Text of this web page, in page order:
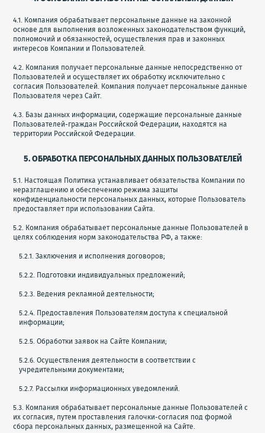
4.1. Компания обрабатывает персональные данные на законной
основе для выполнения возложенных законодательством функций,
полномочий и обязанностей, осуществления прав и законных
интересов Компании и Пользователей.
4.2. Компания получает персональные данные непосредственно от
Пользователей и осуществляет их обработку исключительно с
согласия Пользователей. Компания получает персональные данные
Пользователя через Сайт.
4.3. Базы данных информации, содержащие персональные данные
Пользователей-граждан Российской Федерации, находятся на
территории Российской Федерации.
5. ОБРАБОТКА ПЕРСОНАЛЬНЫХ ДАННЫХ ПОЛЬЗОВАТЕЛЕЙ
5.1. Настоящая Политика устанавливает обязательства Компании по
неразглашению и обеспечению режима защиты
конфиденциальности персональных данных, которые Пользователь
предоставляет при использовании Сайта.
5.2. Компания обрабатывает персональные данные Пользователей в
целях соблюдения норм законодательства РФ, а также:
5.2.1. Заключения и исполнения договоров;
5.2.2. Подготовки индивидуальных предложений;
5.2.3. Ведения рекламной деятельности;
5.2.4. Предоставления Пользователям доступа к специальной
информации;
5.2.5. Обработки заявок на Сайте Компании;
5.2.6. Осуществления деятельности в соответствии с
учредительными документами;
5.2.7. Рассылки информационных уведомлений.
5.3. Компания обрабатывает персональные данные Пользователей с
их согласия, путем проставления галочки-согласия под формой
сбора персональных данных, размещенной на Сайте.